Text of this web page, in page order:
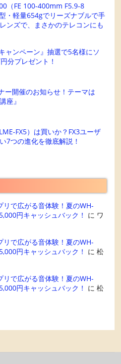
（FE 100-400mm F5.9-8
・軽量654gでリーズナブルで手
ンズで、まさかのテレコンにも
ャンペーン』抽選で5名様にソ
分プレゼント！
ー開催のお知らせ！テーマは
座』
FX5）は買いか？FX3ユーザ
7つの進化を徹底解説！
リで広がる音体験！夏のWH-
円キャッシュバック！ に ワ
リで広がる音体験！夏のWH-
円キャッシュバック！ に松
リで広がる音体験！夏のWH-
円キャッシュバック！ に松